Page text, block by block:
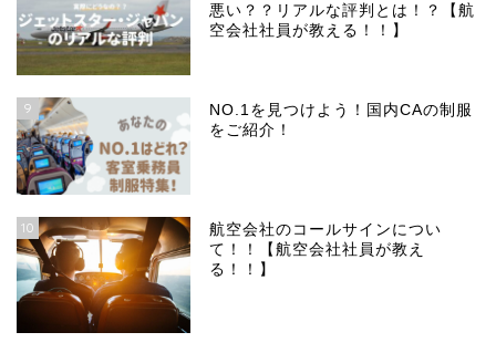
悪い？？リアルな評判とは！？【航
空会社社員が教える！！】
9
NO.1を見つけよう！国内CAの制服
をご紹介！
10
航空会社のコールサインについ
て！！【航空会社社員が教え
る！！】